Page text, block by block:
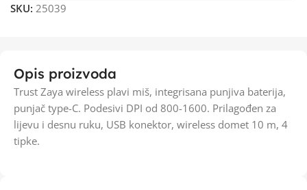
SKU: 25039
Opis proizvoda
Trust Zaya wireless plavi miš, integrisana punjiva baterija,
punjač type-C. Podesivi DPI od 800-1600. Prilagođen za
lijevu i desnu ruku, USB konektor, wireless domet 10 m, 4
tipke.